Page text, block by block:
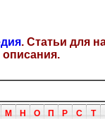
. Статьи для
М Н О П Р С Т